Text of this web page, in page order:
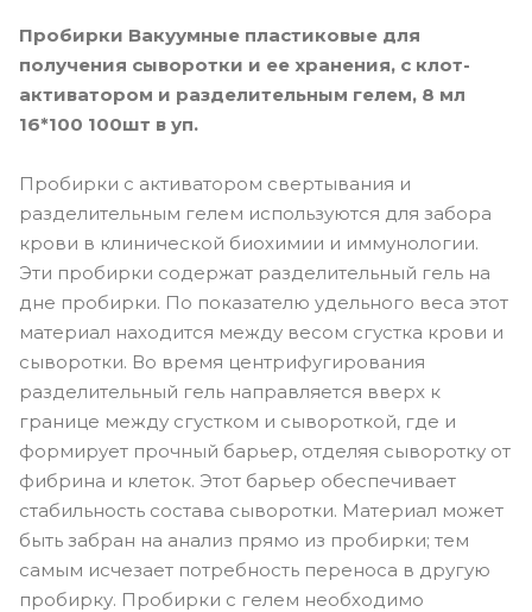
Пробирки Вакуумные пластиковые для
получения сыворотки и ее хранения, с клот-
активатором и разделительным гелем, 8 мл
16*100 100шт в уп.
Пробирки с активатором свертывания и
разделительным гелем используются для забора
крови в клинической биохимии и иммунологии.
Эти пробирки содержат разделительный гель на
дне пробирки. По показателю удельного веса этот
материал находится между весом сгустка крови и
сыворотки. Во время центрифугирования
разделительный гель направляется вверх к
границе между сгустком и сывороткой, где и
формирует прочный барьер, отделяя сыворотку от
фибрина и клеток. Этот барьер обеспечивает
стабильность состава сыворотки. Материал может
быть забран на анализ прямо из пробирки; тем
самым исчезает потребность переноса в другую
пробирку. Пробирки с гелем необходимо